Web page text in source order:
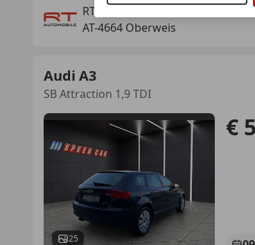
RT-Automobile GmbH
AT-4664 Oberweis
Audi A3
SB Attraction 1,9 TDI
25
€